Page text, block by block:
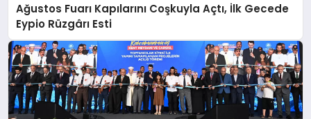
Ağustos Fuarı Kapılarını Coşkuyla Açtı, İlk Gecede
Eypio Rüzgârı Esti